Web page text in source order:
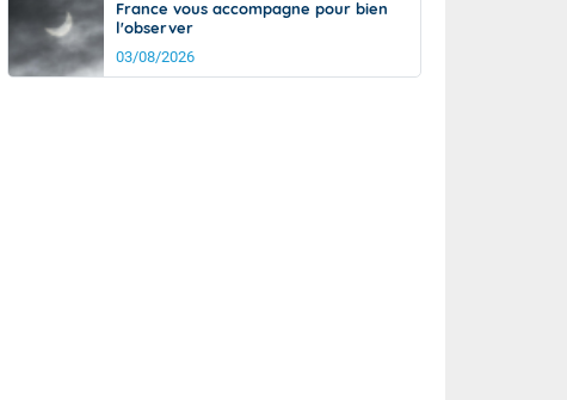
France vous accompagne pour bien
l'observer
03/08/2026